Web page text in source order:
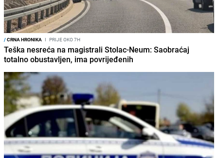
/CRNA HRONIKA I PRIJE OKO 7H
Teška nesreća na magistrali Stolac-Neum: Saobraćaj
totalno obustavljen, ima povrijeđenih